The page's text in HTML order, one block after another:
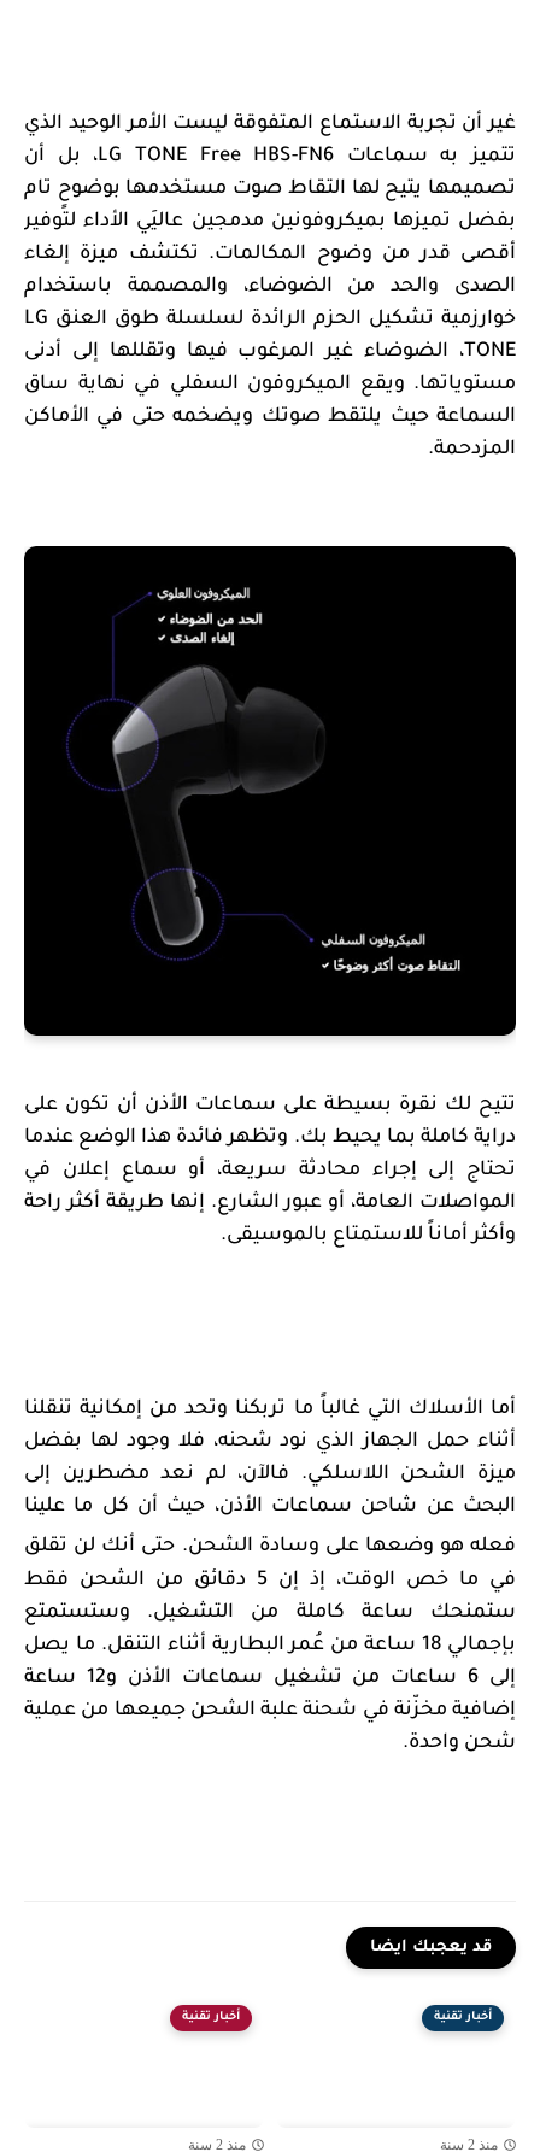
غير أن تجربة الاستماع المتفوقة ليست الأمر الوحيد الذي
تتميز به سماعات LG TONE Free HBS-FN6، بل أن
تصميمها يتيح لها التقاط صوت مستخدمها بوضوحٍ تام
بفضل تميزها بميكروفونين مدمجين عاليَي الأداء لتوفير
أقصى قدر من وضوح المكالمات. تكتشف ميزة إلغاء
الصدى والحد من الضوضاء، والمصممة باستخدام
خوارزمية تشكيل الحزم الرائدة لسلسلة طوق العنق LG
TONE، الضوضاء غير المرغوب فيها وتقللها إلى أدنى
مستوياتها. ويقع الميكروفون السفلي في نهاية ساق
السماعة حيث يلتقط صوتك ويضخمه حتى في الأماكن
المزدحمة.
تتيح لك نقرة بسيطة على سماعات الأذن أن تكون على
دراية كاملة بما يحيط بك. وتظهر فائدة هذا الوضع عندما
تحتاج إلى إجراء محادثة سريعة، أو سماع إعلان في
المواصلات العامة، أو عبور الشارع. إنها طريقة أكثر راحة
وأكثر أماناً للاستمتاع بالموسيقى.
أما الأسلاك التي غالباً ما تربكنا وتحد من إمكانية تنقلنا
أثناء حمل الجهاز الذي نود شحنه، فلا وجود لها بفضل
ميزة الشحن اللاسلكي. فالآن، لم نعد مضطرين إلى
البحث عن شاحن سماعات الأذن، حيث أن كل ما علينا
فعله هو وضعها على وسادة الشحن. حتى أنك لن تقلق
في ما خص الوقت، إذ إن 5 دقائق من الشحن فقط
ستمنحك ساعة كاملة من التشغيل. وستستمتع
بإجمالي 18 ساعة من عُمر البطارية أثناء التنقل. ما يصل
إلى 6 ساعات من تشغيل سماعات الأذن و12 ساعة
إضافية مخزّنة في شحنة علبة الشحن جميعها من عملية
شحن واحدة.
قد يعجبك ايضا
أخبار تقنية
منذ 2 سنة
أخبار تقنية
منذ 2 سنة